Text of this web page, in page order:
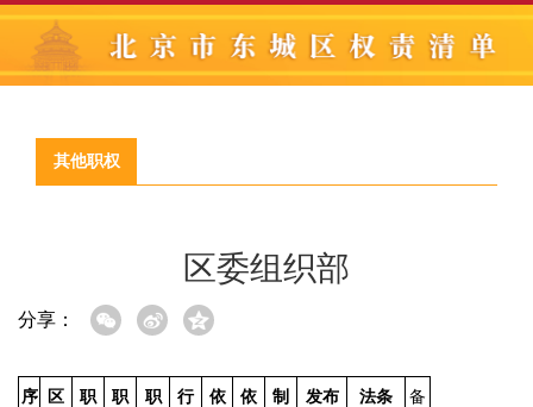
其他职权
区委组织部
分享：
序 区 职 职 职 行 依 依 制 发布 法条 备